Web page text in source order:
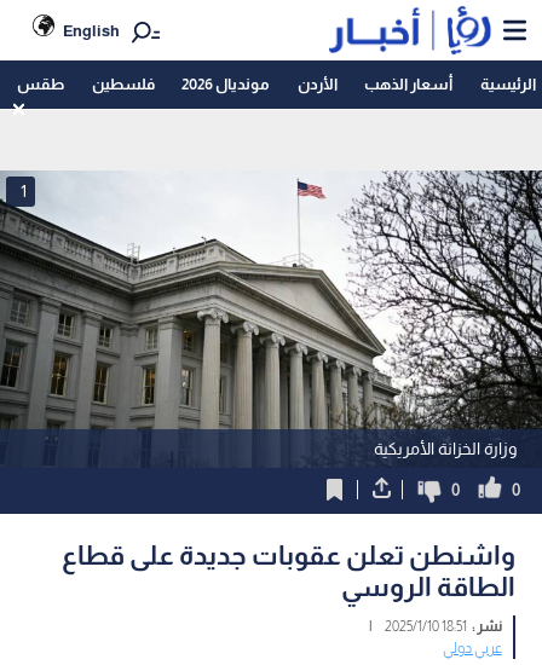
English
الرئيسية أسعار الذهب الأردن مونديال 2026 فلسطين طقس
وزارة الخزانة الأمريكية
1
0
0
واشنطن تعلن عقوبات جديدة على قطاع
الطاقة الروسي
نشر : 18:51 2025/1/10
|
عربي دولي